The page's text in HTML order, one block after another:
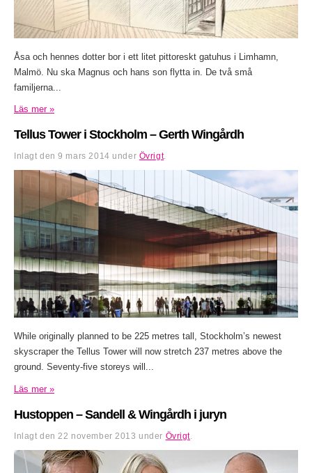
Åsa och hennes dotter bor i ett litet pittoreskt gatuhus i Limhamn,
Malmö. Nu ska Magnus och hans son flytta in. De två små
familjerna...
Läs mer »
Tellus Tower i Stockholm – Gerth Wingårdh
Inlagt den9 mars 2014 under Övrigt.
While originally planned to be 225 metres tall, Stockholm’s newest
skyscraper the Tellus Tower will now stretch 237 metres above the
ground. Seventy-five storeys will...
Läs mer »
Hustoppen – Sandell & Wingårdh i juryn
Inlagt den 22 november 2013 under Övrigt